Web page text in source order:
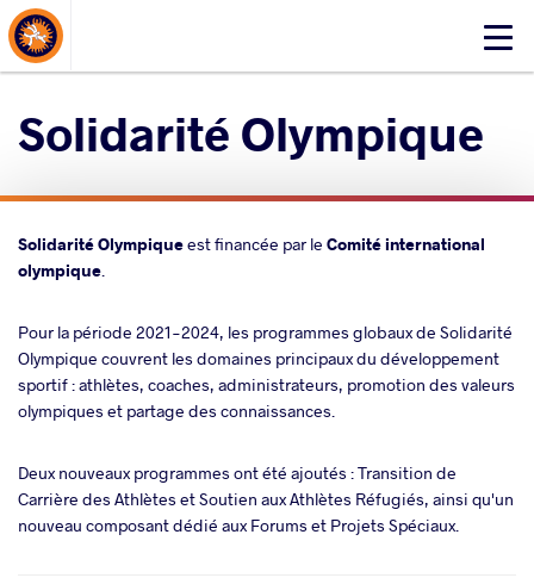
Click
mobile
About Events
Solidarité Olympique
Solidarité Olympiqueest financée par le Comité international
olympique.
Pour la période 2021-2024, les programmes globaux de Solidarité
Olympique couvrent les domaines principaux du développement
sportif : athlètes, coaches, administrateurs, promotion des valeurs
olympiques et partage des connaissances.
Deux nouveaux programmes ont été ajoutés : Transition de
Carrière des Athlètes et Soutien aux Athlètes Réfugiés, ainsi qu'un
nouveau composant dédié aux Forums et Projets Spéciaux.